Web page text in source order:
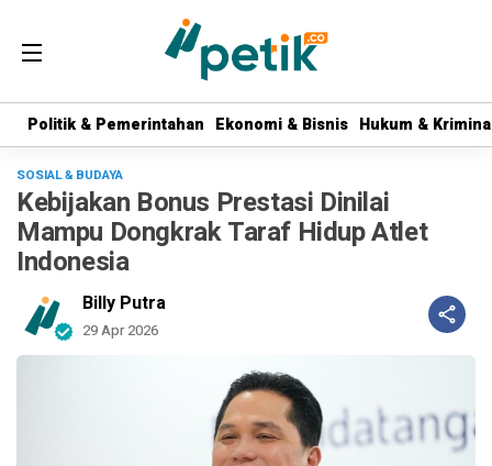
Politik & Pemerintahan Ekonomi & Bisnis Hukum &
Politik & Pemerintahan Ekonomi & Bisnis Hukum &
SOSIAL & BUDAYA
Kebijakan Bonus Prestasi Dinilai
Mampu Dongkrak Taraf Hidup Atlet
Indonesia
Billy Putra
29 Apr 2026